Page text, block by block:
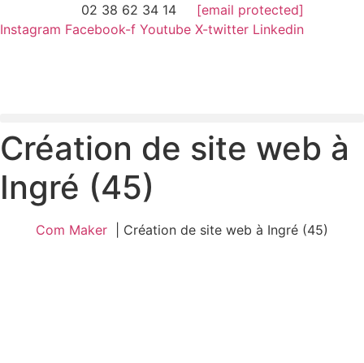
02 38 62 34 14
[email protected]
Instagram Facebook-f Youtube X-twitter Linkedin
Création de site web à
Ingré (45)
Com Maker Création de site web à Ingré (45)